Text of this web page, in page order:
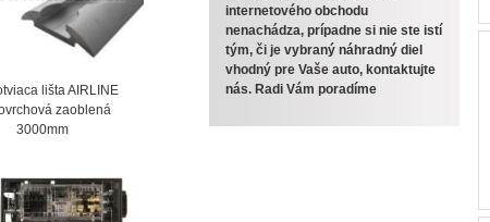
internetového obchodu
nenachádza, prípadne si nie ste istí
tým, či je vybraný náhradný diel
vhodný pre Vaše auto, kontaktujte
nás. Radi Vám poradíme
lišta AIRLINE
zaoblená